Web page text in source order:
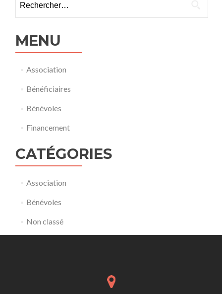
MENU
Association
Bénéficiaires
Bénévoles
Financement
CATÉGORIES
Association
Bénévoles
Non classé